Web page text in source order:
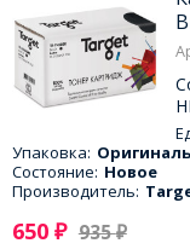
Упаковка:
Состояние: Новое
Производитель:
650 ₽ 935₽